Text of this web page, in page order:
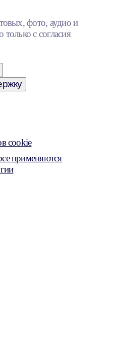
фото, аудио и
с согласия
cookie
применяются